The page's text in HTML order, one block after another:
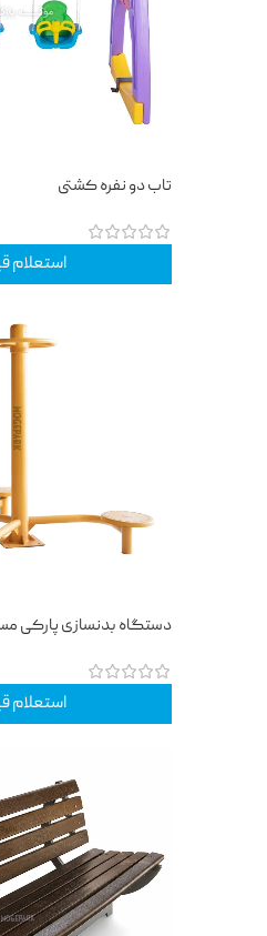
تاب دو نفره کشتی
استعلام
دستگاه بدنسازی پارکی
استعلام